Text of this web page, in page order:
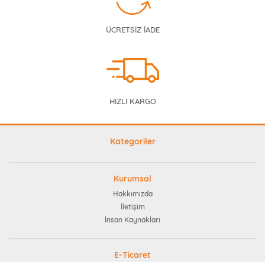
ÜCRETSİZ İADE
HIZLI KARGO
Kategoriler
Kurumsal
Hakkımızda
İletişim
İnsan Kaynakları
E-Ticaret